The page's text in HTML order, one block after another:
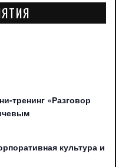
тренинг «Разговор
культура и